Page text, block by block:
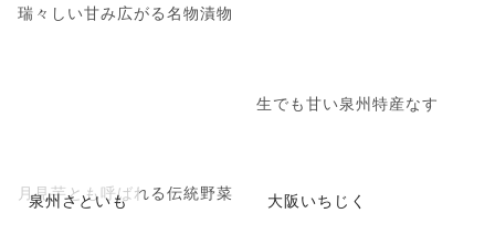
瑞々しい甘み広がる名物漬物
生でも甘い泉州特産なす
泉州さといも
月見芋とも呼ばれる伝統野菜 大阪いちじく